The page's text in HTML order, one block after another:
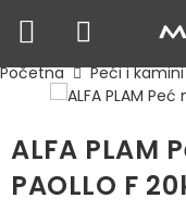
Početna Peći i kamini
ALFA PLAM
PAOLLO F